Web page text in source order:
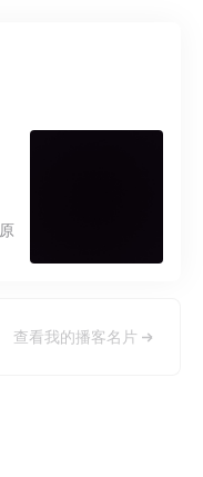
查看我的播客名片